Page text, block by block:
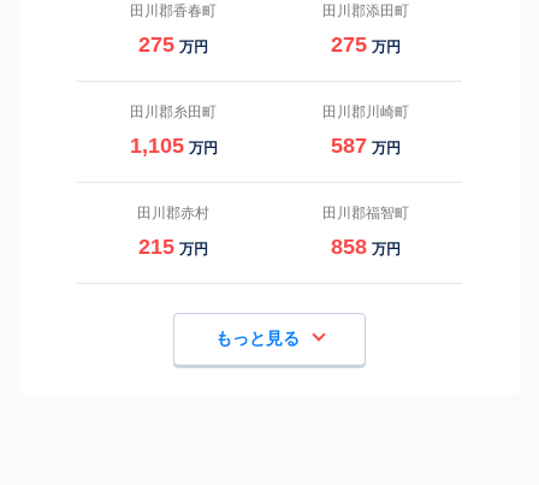
田川郡香春町
275 万円
田川郡添田町
275 万円
田川郡糸田町
1,105 万円
田川郡川崎町
587 万円
田川郡赤村
215 万円
田川郡福智町
858 万円
もっと見る